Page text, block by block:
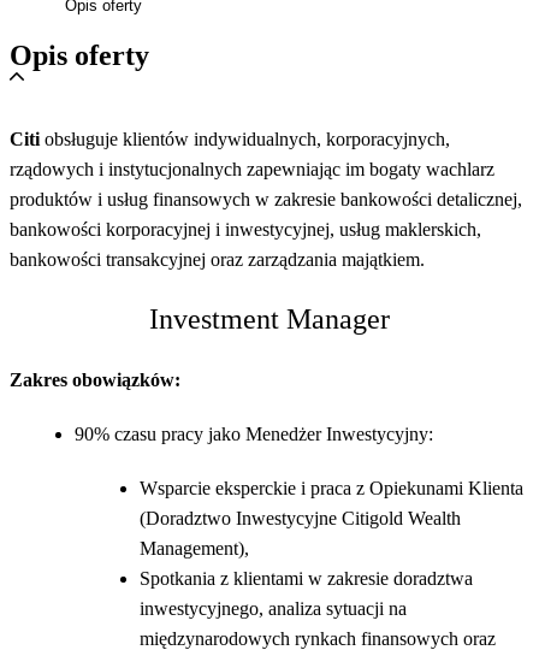
Opis oferty
Opis oferty
Citi obsługuje klientów indywidualnych, korporacyjnych,
rządowych i instytucjonalnych zapewniając im bogaty wachlarz
produktów i usług finansowych w zakresie bankowości detalicznej,
bankowości korporacyjnej i inwestycyjnej, usług maklerskich,
bankowości transakcyjnej oraz zarządzania majątkiem.
Investment Manager
Zakres obowiązków:
90% czasu pracy jako Menedżer Inwestycyjny:
Wsparcie eksperckie i praca z Opiekunami Klienta
(Doradztwo Inwestycyjne Citigold Wealth
Management),
Spotkania z klientami w zakresie doradztwa
inwestycyjnego, analiza sytuacji na
międzynarodowych rynkach finansowych oraz